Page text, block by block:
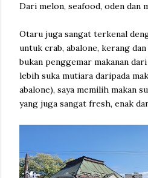
Dari melon, seafood, oden dan
Otaru juga sangat terkenal
untuk crab, abalone, kerang
bukan penggemar makanan
lebih suka mutiara daripada
abalone), saya memilih makan
yang juga sangat fresh, enak